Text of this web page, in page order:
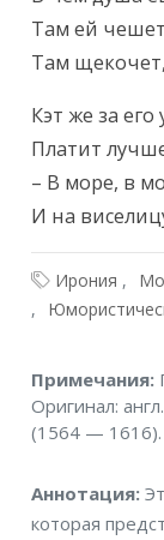
Там ей
Там щекочет,
Кэт же за его
Платит
– В море, в
И на
Ирония
Примечания:
Оригинал:
(1564 — 1616).
Аннотация:
которая